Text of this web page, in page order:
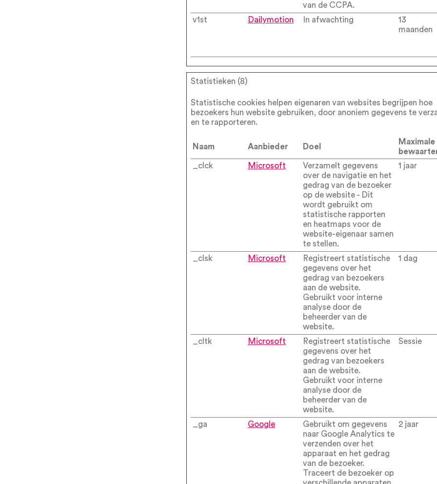
van de CCPA.
v1st Dailymotion In afwachting
13
maanden
Statistieken (8)
Statistische cookies helpen eigenaren van websites begrijpen hoe
bezoekers hun website gebruiken, door anoniem gegevens te
en te rapporteren.
Naam Aanbieder Doel
Maximale
_clck Microsoft
Verzamelt gegevens
over de navigatie en het
gedrag van de bezoeker
op de website - Dit
wordt gebruikt om
statistische rapporten
en heatmaps voor de
website-eigenaar samen
te stellen.
1 jaar
_clsk Microsoft
Registreert statistische
gegevens over het
gedrag van bezoekers
aan de website.
Gebruikt voor interne
analyse door de
beheerder van de
website.
1 dag
_cltk Microsoft
Registreert statistische
gegevens over het
gedrag van bezoekers
aan de website.
Gebruikt voor interne
analyse door de
beheerder van de
website.
Sessie
_ga Google
Gebruikt om gegevens
naar Google Analytics te
verzenden over het
apparaat en het gedrag
van de bezoeker.
Traceert de bezoeker op
2 jaar